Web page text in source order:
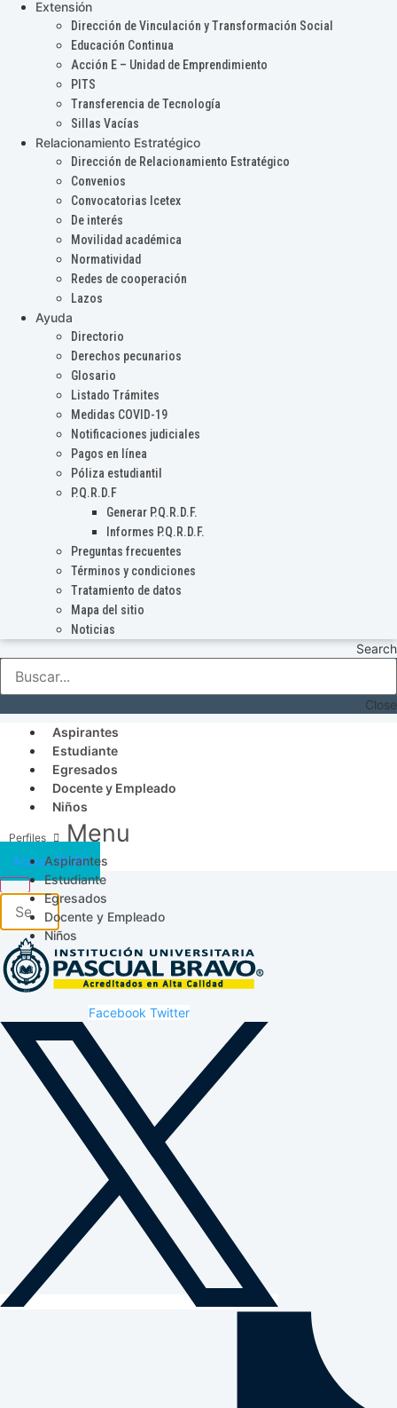
Extensión
Dirección de Vinculación y Transformación Social
Educación Continua
Acción E – Unidad de Emprendimiento
PITS
Transferencia de Tecnología
Sillas Vacías
Relacionamiento Estratégico
Dirección de Relacionamiento Estratégico
Convenios
Convocatorias Icetex
De interés
Movilidad académica
Normatividad
Redes de cooperación
Lazos
Ayuda
Directorio
Derechos pecunarios
Glosario
Listado Trámites
Medidas COVID-19
Notificaciones judiciales
Pagos en línea
Póliza estudiantil
P.Q.R.D.F
Generar P.Q.R.D.F.
Informes P.Q.R.D.F.
Preguntas frecuentes
Términos y condiciones
Tratamiento de datos
Mapa del sitio
Noticias
Search
Close
Aspirantes
Estudiante
Egresados
Docente y Empleado
Niños
Menu
Aspirantes
Estudiante
Egresados
Docente y Empleado
Niños
Acceso SICAU
Facebook Twitter